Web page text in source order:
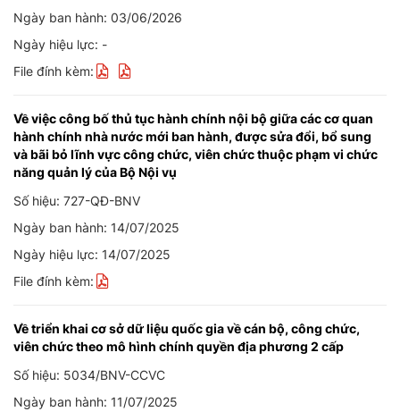
Ngày ban hành: 03/06/2026
Ngày hiệu lực: -
File đính kèm:
Về việc công bố thủ tục hành chính nội bộ giữa các cơ quan
hành chính nhà nước mới ban hành, được sửa đổi, bổ sung
và bãi bỏ lĩnh vực công chức, viên chức thuộc phạm vi chức
năng quản lý của Bộ Nội vụ
Số hiệu: 727-QĐ-BNV
Ngày ban hành: 14/07/2025
Ngày hiệu lực: 14/07/2025
File đính kèm:
Về triển khai cơ sở dữ liệu quốc gia về cán bộ, công chức,
viên chức theo mô hình chính quyền địa phương 2 cấp
Số hiệu: 5034/BNV-CCVC
Ngày ban hành: 11/07/2025